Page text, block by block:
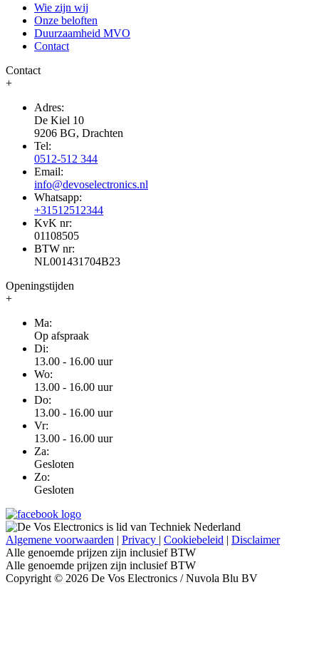
Wie zijn wij
Onze beloften
Duurzaamheid MVO
Contact
Contact
+
Adres:
De Kiel 10
9206 BG, Drachten
Tel:
0512-512 344
Email:
info@devoselectronics.nl
Whatsapp:
+31512512344
KvK nr:
01108505
BTW nr:
NL001431704B23
Openingstijden
+
Ma:
Op afspraak
Di:
13.00 - 16.00 uur
Wo:
13.00 - 16.00 uur
Do:
13.00 - 16.00 uur
Vr:
13.00 - 16.00 uur
Za:
Gesloten
Zo:
Gesloten
Algemene voorwaarden | Privacy | Cookiebeleid | Disclaimer
Alle genoemde prijzen zijn inclusief BTW
Alle genoemde prijzen zijn inclusief BTW
Copyright © 2026 De Vos Electronics / Nuvola Blu BV